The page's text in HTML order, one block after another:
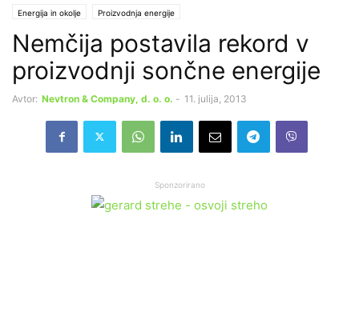
Energija in okolje Proizvodnja energije
Nemčija postavila rekord v
proizvodnji sončne energije
Avtor: Nevtron & Company, d. o. o. - 11. julija, 2013
Sponzorirano